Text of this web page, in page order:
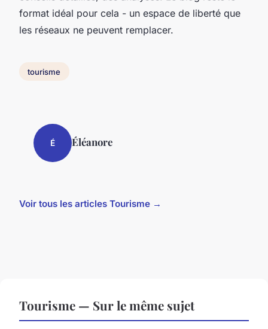
format idéal pour cela - un espace de liberté que
les réseaux ne peuvent remplacer.
tourisme
É Éléanore
Voir tous les articles Tourisme →
Tourisme — Sur le même sujet